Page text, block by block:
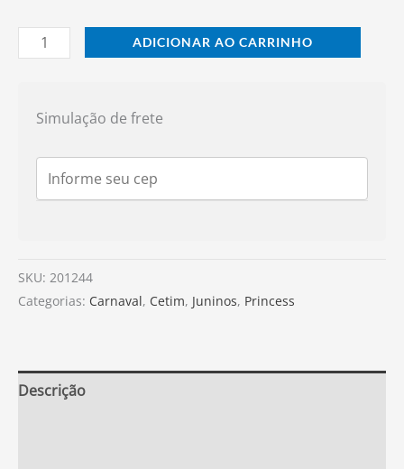
ADICIONAR AO CARRINHO
Simulação de frete
SKU: 201244
Categorias: Carnaval, Cetim, Juninos, Princess
Descrição